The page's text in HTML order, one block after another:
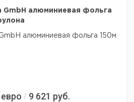
GmbH алюминиевая фольга
алюминиевая фольга 150м
евро / 9 621 руб.